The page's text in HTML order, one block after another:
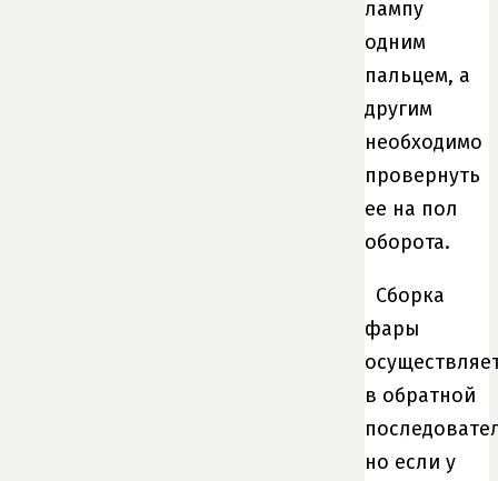
лампу
одним
пальцем, а
другим
необходимо
провернуть
ее на пол
оборота.
Сборка
фары
в обратной
но если у